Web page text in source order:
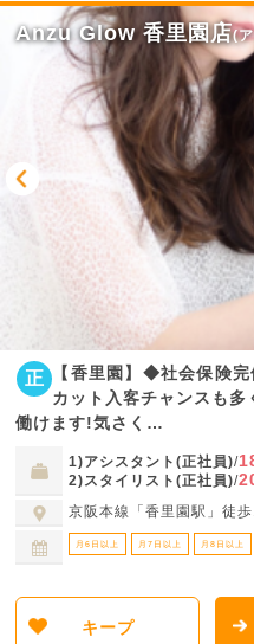
Anzu Glow 香里園店(
正
【香里園】◆社会保険
カット入客チャンスも
働けます!気さく…
1)アシスタント(正社員)/
2)スタイリスト(正社員)/
京阪本線「香里園駅」徒
月6日以上 月7日以上 月8日以上
キープ